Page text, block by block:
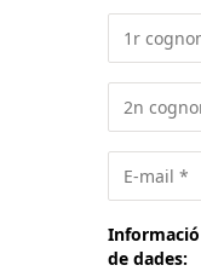
de dades: